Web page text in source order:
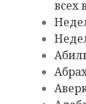
всех